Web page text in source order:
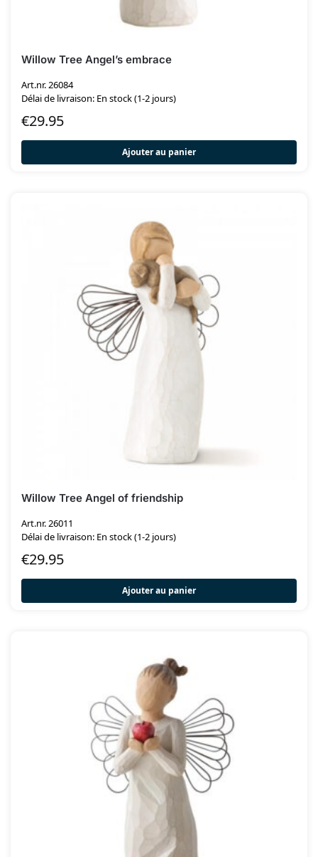
Willow Tree Angel’s embrace
Art.nr. 26084
Délai de livraison: En stock (1-2 jours)
€29.95
Ajouter au panier
Willow Tree Angel of friendship
Art.nr. 26011
Délai de livraison: En stock (1-2 jours)
€29.95
Ajouter au panier